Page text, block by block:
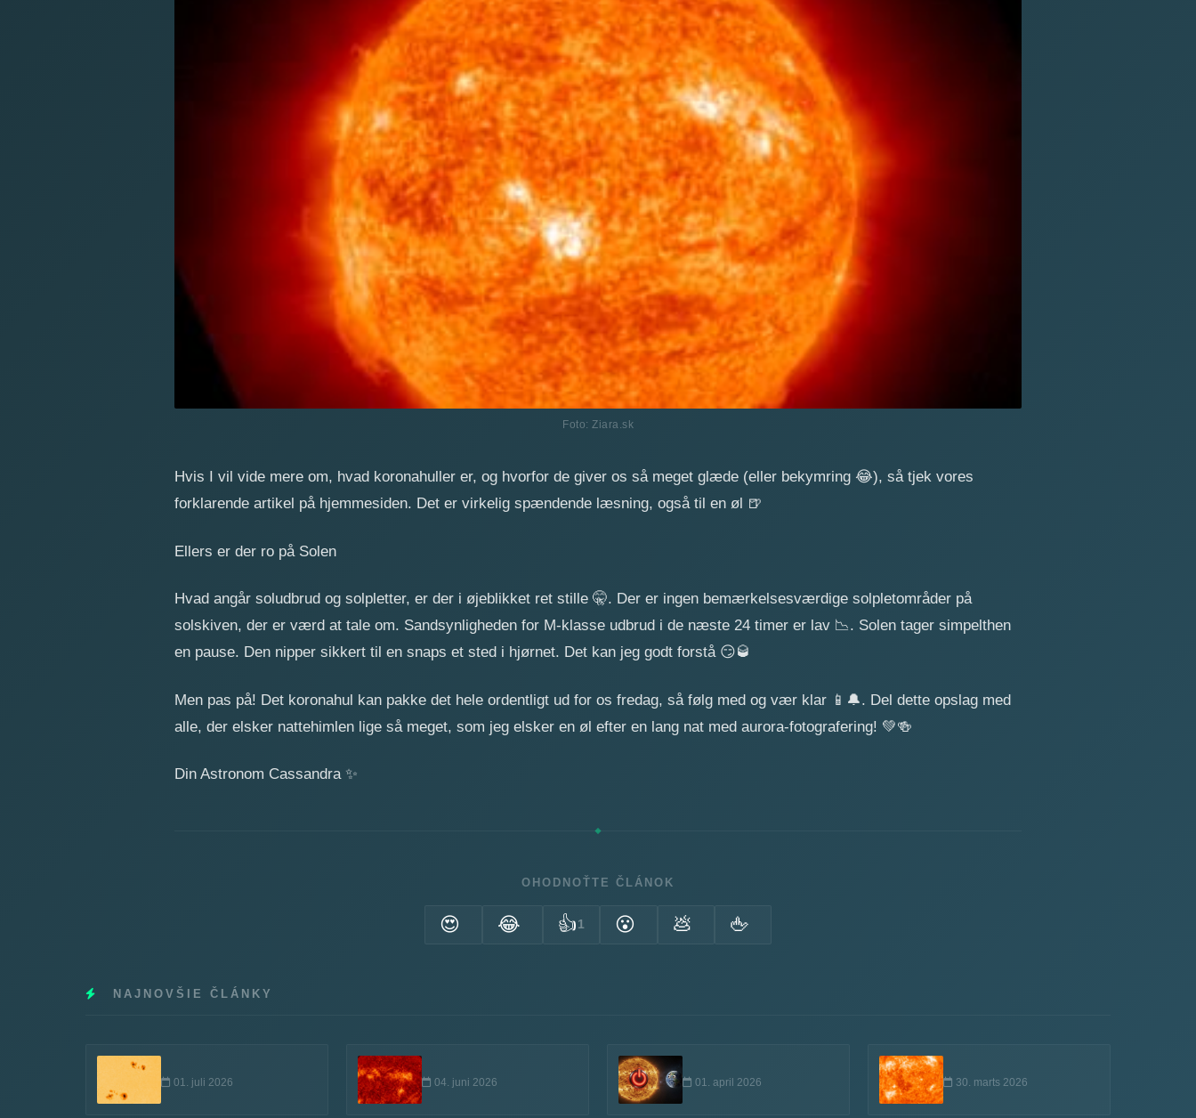
Foto: Ziara.sk
Hvis I vil vide mere om, hvad koronahuller er, og hvorfor de giver os så meget glæde (eller bekymring 😂), så tjek vores
forklarende artikel på hjemmesiden. Det er virkelig spændende læsning, også til en øl 🍺
Ellers er der ro på Solen
Hvad angår soludbrud og solpletter, er der i øjeblikket ret stille 🤫. Der er ingen bemærkelsesværdige solpletområder på
solskiven, der er værd at tale om. Sandsynligheden for M-klasse udbrud i de næste 24 timer er lav 📉. Solen tager simpelthen
en pause. Den nipper sikkert til en snaps et sted i hjørnet. Det kan jeg godt forstå 😏🥃
Men pas på! Det koronahul kan pakke det hele ordentligt ud for os fredag, så følg med og vær klar 📱 🔔. Del dette opslag med
alle, der elsker nattehimlen lige så meget, som jeg elsker en øl efter en lang nat med aurora-fotografering! 💚🍻
Din Astronom Cassandra ✨
OHODNOŤTE ČLÁNOK
😍 😂 👍 1 😮 💩 🖕
NAJNOVŠIE ČLÁNKY
01. juli 2026 04. juni 2026 01. april 2026 30. marts 2026